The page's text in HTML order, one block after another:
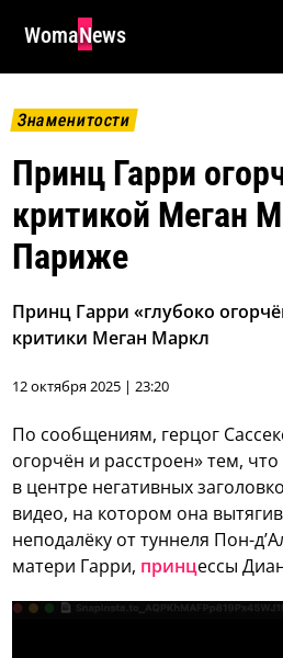
WomaNews
Знаменитости
Принц Гарри
критикой Меган
Париже
Принц Гарри «глубоко
критики Меган Маркл
12 октября 2025 | 23:20
По сообщениям, герцог
огорчён и расстроен» тем,
в центре негативных
видео, на котором она
неподалёку от туннеля Пон-
матери Гарри, принцессы